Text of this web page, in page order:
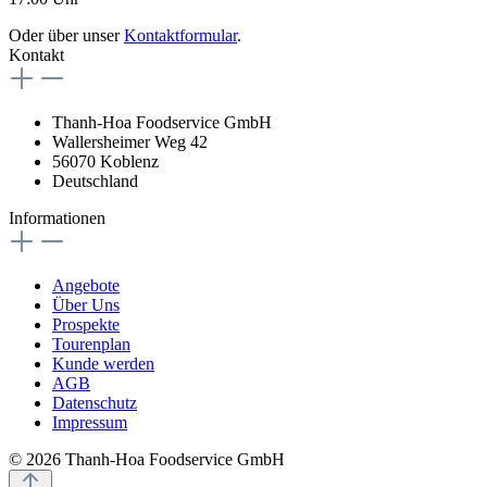
Oder über unserKontaktformular.
Kontakt
Thanh-Hoa Foodservice GmbH
Wallersheimer Weg 42
56070 Koblenz
Deutschland
Informationen
Angebote
Über Uns
Prospekte
Tourenplan
Kunde werden
AGB
Datenschutz
Impressum
© 2026 Thanh-Hoa Foodservice GmbH